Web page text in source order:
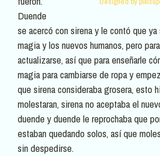
Duende
se acercó con sirena y le contó que
magia y los nuevos humanos, pero
actualizarse, así que para enseñarle
magia para cambiarse de ropa y
que sirena consideraba grosera, esto
molestaran, sirena no aceptaba el
duende y duende le reprochaba que
estaban quedando solos, así que
sin despedirse.